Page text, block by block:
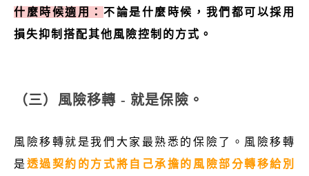
什麼時候適用： 不論是什麼時候，我們都可以採用
損失抑制搭配其他風險控制的方式。
（三）風險移轉 - 就是保險。
風險移轉就是我們大家最熟悉的保險了。風險移轉
是 透過契約的方式將自己承擔的風險部分轉移給別